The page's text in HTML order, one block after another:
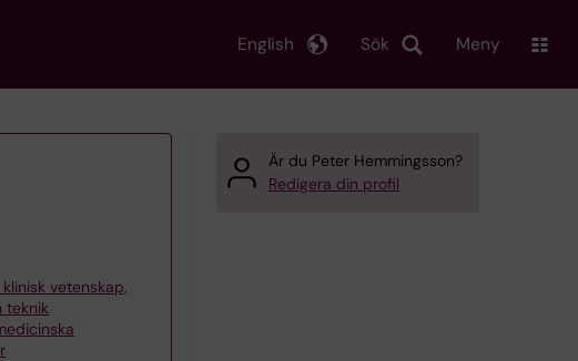
Sök
English Meny
vetenskap,
teknik
Är du Peter Hemmingsson?
Redigera din profil